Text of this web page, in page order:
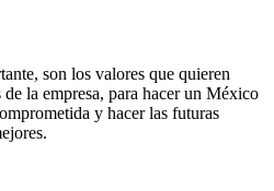
son los valores que quieren
la empresa, para hacer un México
y hacer las futuras